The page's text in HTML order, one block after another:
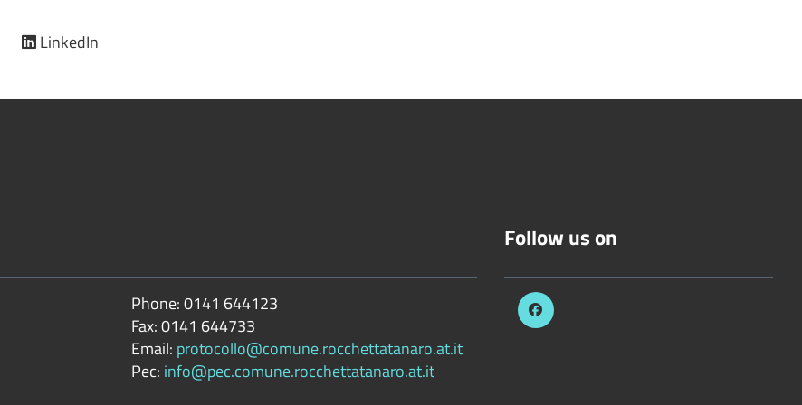
LinkedIn
Phone:0141 644123
Fax:0141 644733
Email: protocollo@comune.rocchettatanaro.at.it
Pec: info@pec.comune.rocchettatanaro.at.it
Follow us on